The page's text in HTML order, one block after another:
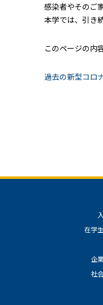
感染者やそのご
本学では、引き
このページの内
過去の新型コロ
在学
企
社